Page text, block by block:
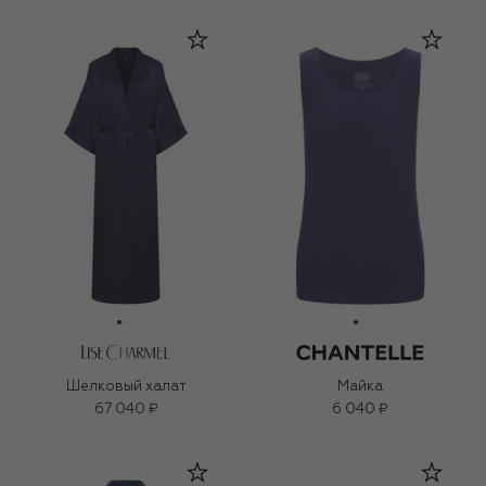
Шелковый халат
67 040 ₽
Майка
6 040 ₽